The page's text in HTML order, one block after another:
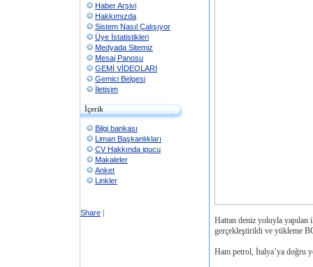
Haber Arşivi
Hakkımızda
Sistem Nasıl Çalışıyor
Üye İstatistikleri
Medyada Sitemiz
Mesaj Panosu
GEMİ VİDEOLARI
Gemici Belgesi
İletişim
İçerik
Bilgi bankası
Liman Başkanlıkları
CV Hakkında ipucu
Makaleler
Anket
Linkler
Share |
Hattan deniz yoluyla
gerçekleştirildi ve yükleme
Ham petrol, İtalya’ya doğru